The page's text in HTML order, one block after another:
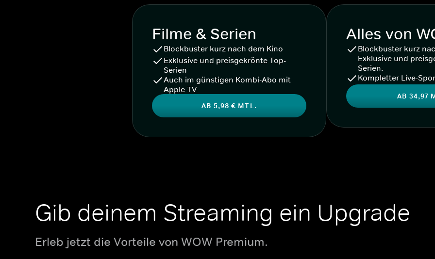
Filme & Serien
Blockbuster kurz nach dem Kino
Exklusive und preisgekrönte Top-
Serien
Auch im günstigen Kombi-Abo mit
Apple TV
AB 5,98 € MTL.
Alles von
Blockbuster kurz
Exklusive und
Serien.
Kompletter Live-
AB 34,97
Gib deinem Streaming ein Upgrade
Erleb jetzt die Vorteile von WOW Premium.